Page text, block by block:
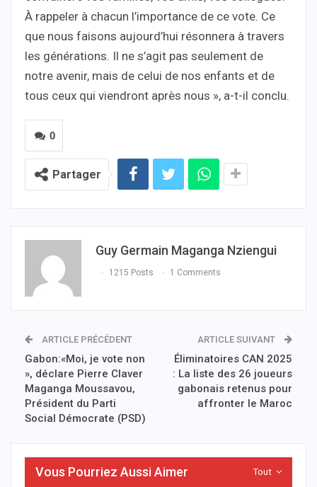
À rappeler à chacun l’importance de ce vote. Ce
que nous faisons aujourd’hui résonnera à travers
les générations. Il ne s’agit pas seulement de
notre avenir, mais de celui de nos enfants et de
tous ceux qui viendront après nous », a-t-il conclu.
0
Partager
Guy Germain Maganga Nziengui
1215 Posts 1 Comments
ARTICLE PRÉCÉDENT
Gabon:«Moi, je vote non
», déclare Pierre Claver
Maganga Moussavou,
Président du Parti
Social Démocrate (PSD)
ARTICLE SUIVANT
Éliminatoires CAN 2025
: La liste des 26 joueurs
gabonais retenus pour
affronter le Maroc
Tout
Vous Pourriez Aussi Aimer